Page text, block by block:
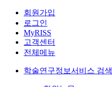
회원가입
로그인
MyRISS
고객센터
전체메뉴
학술연구정보서비스 검색